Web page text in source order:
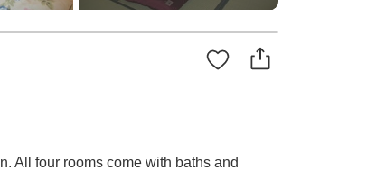
All four rooms come with baths and